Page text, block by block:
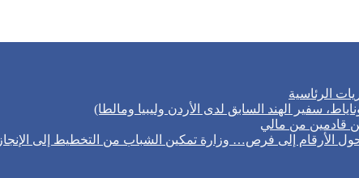
الرئاسية
سفير الهند السابق لدى الأردن وليبيا ومالطا)
قادمين من مالي
الأرقام إلى فرص… وزارة تمكين الشباب من التخطيط إلى الإنجاز